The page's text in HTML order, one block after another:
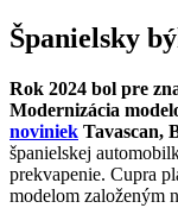
Španielsky
Rok 2024 bol pre
Modernizácia
noviniek Tavascan,
španielskej
prekvapenie. Cupra
modelom založeným